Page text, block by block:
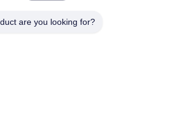
are you looking for?